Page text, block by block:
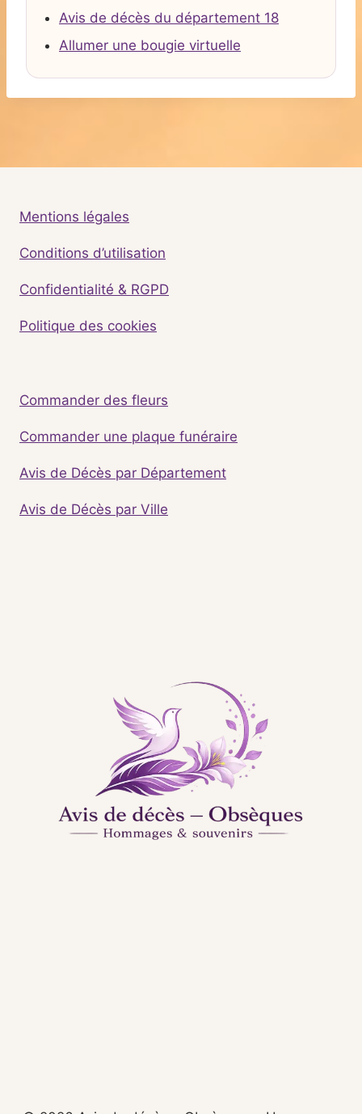
Avis de décès du département 18
Allumer une bougie virtuelle
Mentions légales
Conditions d’utilisation
Confidentialité & RGPD
Politique des cookies
Commander des fleurs
Commander une plaque funéraire
Avis de Décès par Département
Avis de Décès par Ville